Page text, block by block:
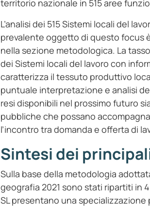
territorio nazionale in 515 aree
L’analisi dei 515 Sistemi locali del
prevalente oggetto di questo focus
nella sezione metodologica. La
dei Sistemi locali del lavoro con
caratterizza il tessuto produttivo
puntuale interpretazione e analisi
resi disponibili nel prossimo futuro
pubbliche che possano
l’incontro tra domanda e offerta di
Sintesi dei
Sulla base della metodologia
geografia 2021 sono stati ripartiti in
SL presentano una